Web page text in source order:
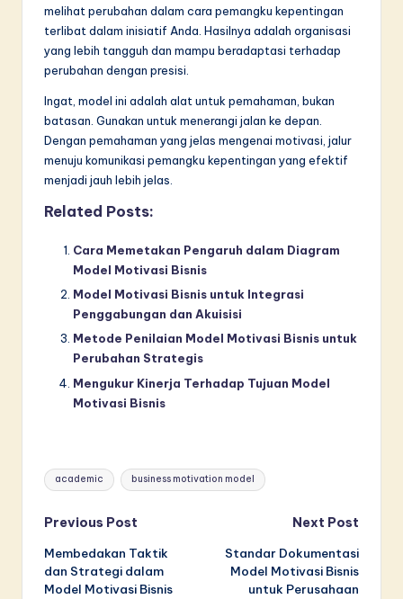
melihat perubahan dalam cara pemangku kepentingan
terlibat dalam inisiatif Anda. Hasilnya adalah organisasi
yang lebih tangguh dan mampu beradaptasi terhadap
perubahan dengan presisi.
Ingat, model ini adalah alat untuk pemahaman, bukan
batasan. Gunakan untuk menerangi jalan ke depan.
Dengan pemahaman yang jelas mengenai motivasi, jalur
menuju komunikasi pemangku kepentingan yang efektif
menjadi jauh lebih jelas.
Related Posts:
Cara Memetakan Pengaruh dalam Diagram
Model Motivasi Bisnis
Model Motivasi Bisnis untuk Integrasi
Penggabungan dan Akuisisi
Metode Penilaian Model Motivasi Bisnis untuk
Perubahan Strategis
Mengukur Kinerja Terhadap Tujuan Model
Motivasi Bisnis
Tags:
academic business motivation model
Post
navigation
Previous Post
Membedakan Taktik
dan Strategi dalam
Model Motivasi Bisnis
Next Post
Standar Dokumentasi
Model Motivasi Bisnis
untuk Perusahaan